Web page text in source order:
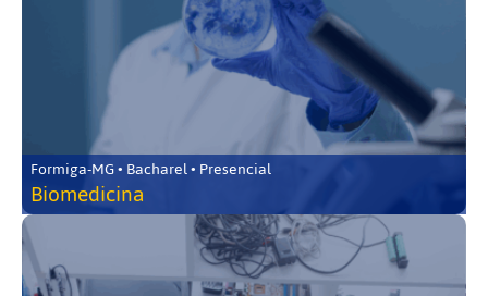
Formiga-MG • Bacharel • Presencial
Biomedicina